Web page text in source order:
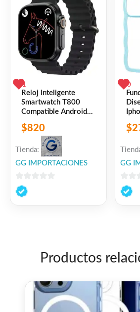
1
Reloj Inteligente
Smartwatch T800
Compatible Android
iPhone
$820
Tienda:
GG IMPORTACIONES
0
de
0
$
GG
0
de
Productos